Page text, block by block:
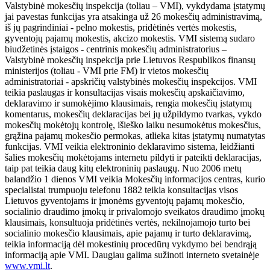
Valstybinė mokesčių inspekcija (toliau – VMI), vykdydama įstatymų
jai pavestas funkcijas yra atsakinga už 26 mokesčių administravimą,
iš jų pagrindiniai - pelno mokestis, pridėtinės vertės mokestis,
gyventojų pajamų mokestis, akcizo mokestis. VMI sistemą sudaro
biudžetinės įstaigos - centrinis mokesčių administratorius –
Valstybinė mokesčių inspekcija prie Lietuvos Respublikos finansų
ministerijos (toliau - VMI prie FM) ir vietos mokesčių
administratoriai - apskričių valstybinės mokesčių inspekcijos. VMI
teikia paslaugas ir konsultacijas visais mokesčių apskaičiavimo,
deklaravimo ir sumokėjimo klausimais, rengia mokesčių įstatymų
komentarus, mokesčių deklaracijas bei jų užpildymo tvarkas, vykdo
mokesčių mokėtojų kontrolę, išieško laiku nesumokėtus mokesčius,
grąžina pajamų mokesčio permokas, atlieka kitas įstatymų numatytas
funkcijas. VMI veikia elektroninio deklaravimo sistema, leidžianti
šalies mokesčių mokėtojams internetu pildyti ir pateikti deklaracijas,
taip pat teikia daug kitų elektroninių paslaugų. Nuo 2006 metų
balandžio 1 dienos VMI veikia Mokesčių informacijos centras, kurio
specialistai trumpuoju telefonu 1882 teikia konsultacijas visos
Lietuvos gyventojams ir įmonėms gyventojų pajamų mokesčio,
socialinio draudimo įmokų ir privalomojo sveikatos draudimo įmokų
klausimais, konsultuoja pridėtinės vertės, nekilnojamojo turto bei
socialinio mokesčio klausimais, apie pajamų ir turto deklaravimą,
teikia informaciją dėl mokestinių procedūrų vykdymo bei bendrąją
informaciją apie VMI. Daugiau galima sužinoti interneto svetainėje
www.vmi.lt.